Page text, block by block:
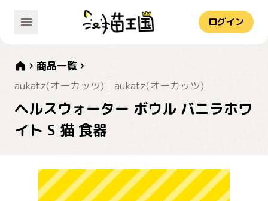
ログイン
商品一覧
aukatz(オーカッツ)
aukatz(オーカッツ)
ヘルスウォーター ボウル バニラホワ
イト S 猫 食器